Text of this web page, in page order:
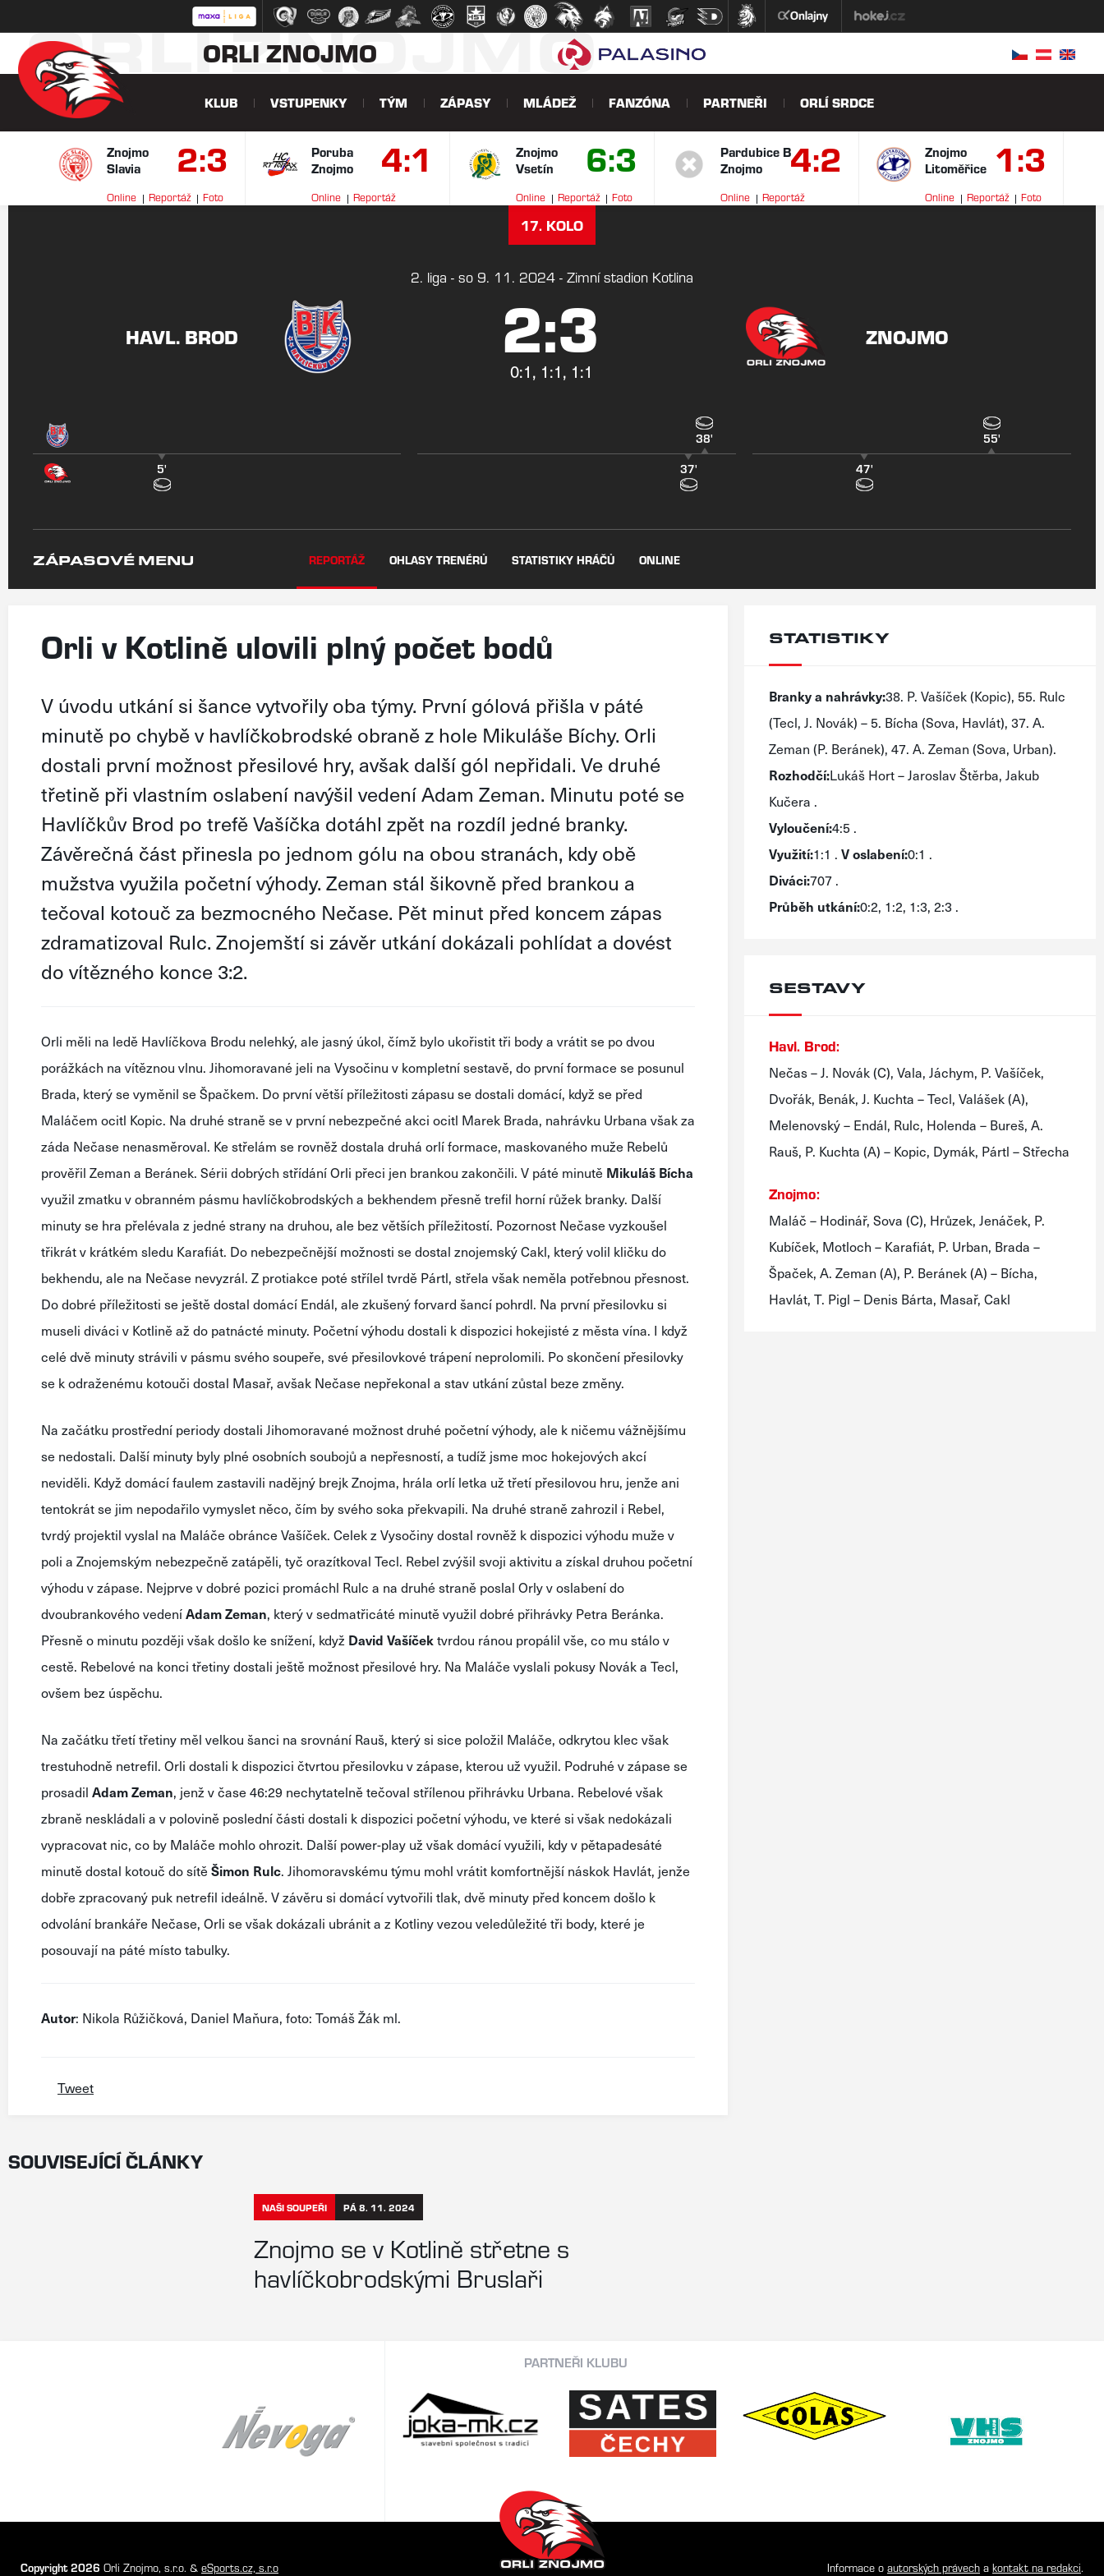
ORLI ZNOJMO
ORLI ZNOJMO
KLUB VSTUPENKY TÝM ZÁPASY MLÁDEŽ FANZÓNA PARTNEŘI ORLÍ SRDCE
Znojmo
Slavia
2:3
Online Reportáž Foto
Poruba
Znojmo
4:1
Online Reportáž
Znojmo
Vsetín
6:3
Online Reportáž Foto
Pardubice B
Znojmo
4:2
Online
Reportáž
Znojmo
Litoměřice 1:3
Online Reportáž Foto
17. KOLO
2. liga - so 9. 11. 2024 - Zimní stadion Kotlina
HAVL. BROD 2:3
0:1, 1:1, 1:1
ZNOJMO
38'
55'
5'
37' 47'
ZÁPASOVÉ MENU REPORTÁŽ OHLASY TRENÉRŮ STATISTIKY HRÁČŮ ONLINE
Orli v Kotlině ulovili plný počet bodů
V úvodu utkání si šance vytvořily oba týmy. První gólová přišla v páté
minutě po chybě v havlíčkobrodské obraně z hole Mikuláše Bíchy. Orli
dostali první možnost přesilové hry, avšak další gól nepřidali. Ve druhé
třetině při vlastním oslabení navýšil vedení Adam Zeman. Minutu poté se
Havlíčkův Brod po trefě Vašíčka dotáhl zpět na rozdíl jedné branky.
Závěrečná část přinesla po jednom gólu na obou stranách, kdy obě
mužstva využila početní výhody. Zeman stál šikovně před brankou a
tečoval kotouč za bezmocného Nečase. Pět minut před koncem zápas
zdramatizoval Rulc. Znojemští si závěr utkání dokázali pohlídat a dovést
do vítězného konce 3:2.
Orli měli na ledě Havlíčkova Brodu nelehký, ale jasný úkol, čímž bylo ukořistit tři body a vrátit se po dvou
porážkách na vítěznou vlnu. Jihomoravané jeli na Vysočinu v kompletní sestavě, do první formace se posunul
Brada, který se vyměnil se Špačkem. Do první větší příležitosti zápasu se dostali domácí, když se před
Maláčem ocitl Kopic. Na druhé straně se v první nebezpečné akci ocitl Marek Brada, nahrávku Urbana však za
záda Nečase nenasměroval. Ke střelám se rovněž dostala druhá orlí formace, maskovaného muže Rebelů
prověřil Zeman a Beránek. Sérii dobrých střídání Orli přeci jen brankou zakončili. V páté minutě Mikuláš Bícha
využil zmatku v obranném pásmu havlíčkobrodských a bekhendem přesně trefil horní růžek branky. Další
minuty se hra přelévala z jedné strany na druhou, ale bez větších příležitostí. Pozornost Nečase vyzkoušel
třikrát v krátkém sledu Karafiát. Do nebezpečnější možnosti se dostal znojemský Cakl, který volil kličku do
bekhendu, ale na Nečase nevyzrál. Z protiakce poté střílel tvrdě Pártl, střela však neměla potřebnou přesnost.
Do dobré příležitosti se ještě dostal domácí Endál, ale zkušený forvard šancí pohrdl. Na první přesilovku si
museli diváci v Kotlině až do patnácté minuty. Početní výhodu dostali k dispozici hokejisté z města vína. I když
celé dvě minuty strávili v pásmu svého soupeře, své přesilovkové trápení neprolomili. Po skončení přesilovky
se k odraženému kotouči dostal Masař, avšak Nečase nepřekonal a stav utkání zůstal beze změny.
Na začátku prostřední periody dostali Jihomoravané možnost druhé početní výhody, ale k ničemu vážnějšímu
se nedostali. Další minuty byly plné osobních soubojů a nepřesností, a tudíž jsme moc hokejových akcí
neviděli. Když domácí faulem zastavili nadějný brejk Znojma, hrála orlí letka už třetí přesilovou hru, jenže ani
tentokrát se jim nepodařilo vymyslet něco, čím by svého soka překvapili. Na druhé straně zahrozil i Rebel,
tvrdý projektil vyslal na Maláče obránce Vašíček. Celek z Vysočiny dostal rovněž k dispozici výhodu muže v
poli a Znojemským nebezpečně zatápěli, tyč orazítkoval Tecl. Rebel zvýšil svoji aktivitu a získal druhou početní
výhodu v zápase. Nejprve v dobré pozici promáchl Rulc a na druhé straně poslal Orly v oslabení do
dvoubrankového vedeníAdam Zeman, který v sedmatřicáté minutě využil dobré přihrávky Petra Beránka.
Přesně o minutu později však došlo ke snížení, když David Vašíčektvrdou ránou propálil vše, co mu stálo v
cestě. Rebelové na konci třetiny dostali ještě možnost přesilové hry. Na Maláče vyslali pokusy Novák a Tecl,
ovšem bez úspěchu.
Na začátku třetí třetiny měl velkou šanci na srovnání Rauš, který si sice položil Maláče, odkrytou klec však
trestuhodně netrefil. Orli dostali k dispozici čtvrtou přesilovku v zápase, kterou už využil. Podruhé v zápase se
prosadil Adam Zeman, jenž v čase 46:29 nechytatelně tečoval střílenou přihrávku Urbana. Rebelové však
zbraně neskládali a v polovině poslední části dostali k dispozici početní výhodu, ve které si však nedokázali
vypracovat nic, co by Maláče mohlo ohrozit. Další power-play už však domácí využili, kdy v pětapadesáté
minutě dostal kotouč do sítě Šimon Rulc. Jihomoravskému týmu mohl vrátit komfortnější náskok Havlát, jenže
dobře zpracovaný puk netrefil ideálně. V závěru si domácí vytvořili tlak, dvě minuty před koncem došlo k
odvolání brankáře Nečase, Orli se však dokázali ubránit a z Kotliny vezou veledůležité tři body, které je
posouvají na páté místo tabulky.
Autor: Nikola Růžičková, Daniel Maňura, foto: Tomáš Žák ml.
Tweet
SOUVISEJÍCÍ ČLÁNKY
NAŠI SOUPEŘI PÁ 8. 11. 2024
Znojmo se v Kotlině střetne s
havlíčkobrodskými Bruslaři
STATISTIKY
Branky a nahrávky:38. P. Vašíček (Kopic), 55. Rulc
(Tecl, J. Novák) – 5. Bícha (Sova, Havlát), 37. A.
Zeman (P. Beránek), 47. A. Zeman (Sova, Urban).
Rozhodčí:Lukáš Hort – Jaroslav Štěrba, Jakub
Kučera .
Vyloučení:4:5 .
Využití:1:1 . V oslabení:0:1 .
Diváci:707 .
Průběh utkání:0:2, 1:2, 1:3, 2:3 .
SESTAVY
Havl. Brod:
Nečas – J. Novák (C), Vala, Jáchym, P. Vašíček,
Dvořák, Benák, J. Kuchta – Tecl, Valášek (A),
Melenovský – Endál, Rulc, Holenda – Bureš, A.
Rauš, P. Kuchta (A) – Kopic, Dymák, Pártl – Střecha
Znojmo:
Maláč – Hodinář, Sova (C), Hrůzek, Jenáček, P.
Kubíček, Motloch – Karafiát, P. Urban, Brada –
Špaček, A. Zeman (A), P. Beránek (A) – Bícha,
Havlát, T. Pigl – Denis Bárta, Masař, Cakl
PARTNEŘI KLUBU
Copyright 2026 Orli Znojmo, s.r.o. & eSports.cz, s.r.o Informace o autorských právech a kontakt na redakci.